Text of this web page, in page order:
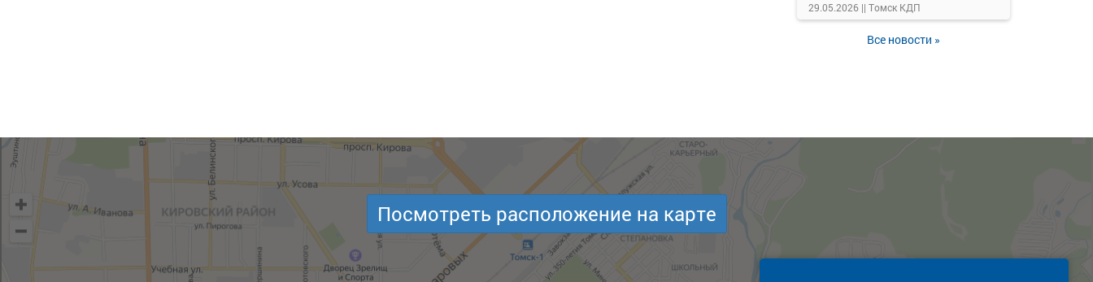
29.05.2026 || Томск КДП
Все новости »
Посмотреть расположение на карте